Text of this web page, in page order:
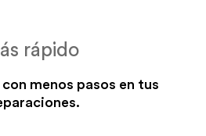
FUEGO MÁXIMO
rápido
menos pasos en tus